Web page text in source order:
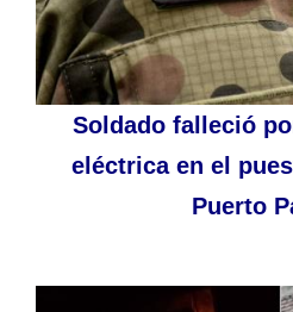
Soldado falleció
eléctrica en el
Puerto